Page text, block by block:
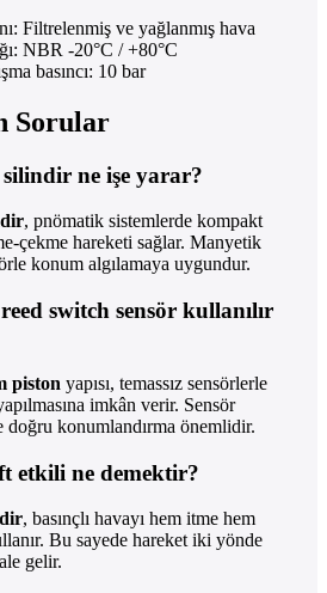
Filtrelenmiş ve yağlanmış hava
NBR -20°C / +80°C
basıncı: 10 bar
Sorular
ne işe yarar?
, pnömatik sistemlerde kompakt
çekme hareketi sağlar. Manyetik
konum algılamaya uygundur.
switch sensör kullanılır
piston yapısı, temassız sensörlerle
imkân verir. Sensör
konumlandırma önemlidir.
etkili ne demektir?
, basınçlı havayı hem itme hem
Bu sayede hareket iki yönde
gelir.